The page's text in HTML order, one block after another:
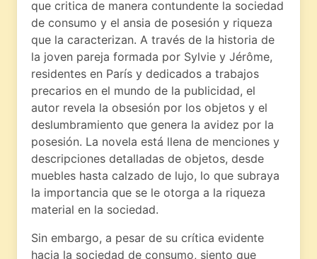
que critica de manera contundente la sociedad
de consumo y el ansia de posesión y riqueza
que la caracterizan. A través de la historia de
la joven pareja formada por Sylvie y Jérôme,
residentes en París y dedicados a trabajos
precarios en el mundo de la publicidad, el
autor revela la obsesión por los objetos y el
deslumbramiento que genera la avidez por la
posesión. La novela está llena de menciones y
descripciones detalladas de objetos, desde
muebles hasta calzado de lujo, lo que subraya
la importancia que se le otorga a la riqueza
material en la sociedad.
Sin embargo, a pesar de su crítica evidente
hacia la sociedad de consumo, siento que